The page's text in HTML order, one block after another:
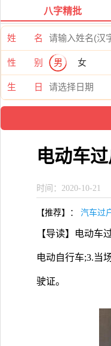
八字精批
姓 名
性 别 男 女
生 日
电动车
时间：2020-10-21
【推荐】： 汽车过
【导读】电动车
电动自行车;3.当
驶证。